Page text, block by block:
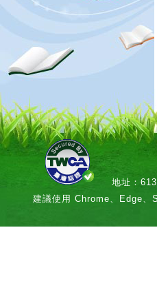
地址：
建議使用 Chrome、Edge